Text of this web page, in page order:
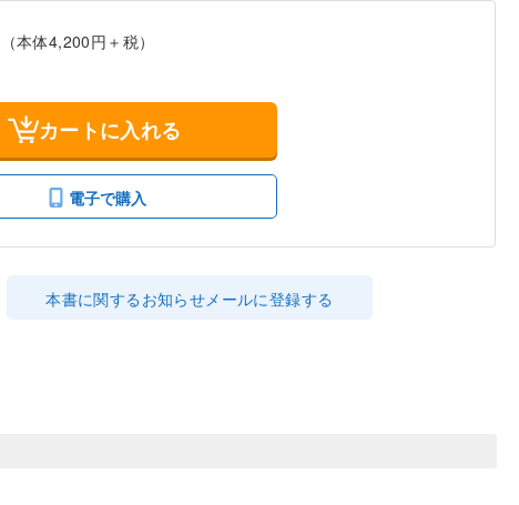
（本体4,200円＋税）
カートに入れる
電子で購入
本書に関するお知らせメールに登録する